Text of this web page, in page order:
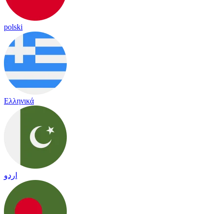
polski
Ελληνικά
اردو